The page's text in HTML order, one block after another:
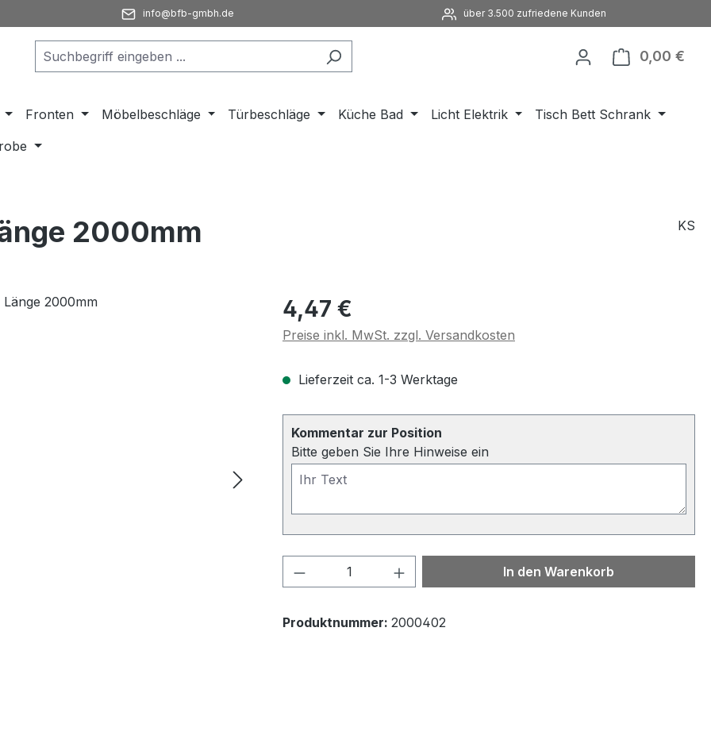
info@bfb-gmbh.de über 3.500 zufriedene Kunden
0,00 €
Fronten Möbelbeschläge Türbeschläge Küche Bad Licht Elektrik
Tisch Bett Schrank
2000mm KS
Regulärer Preis:
4,47 €
Preise inkl. MwSt. zzgl. Versandkosten
Lieferzeit ca. 1-3 Werktage
Kommentar zur Position
Bitte geben Sie Ihre Hinweise ein
Produkt Anzahl: Gib den gewünschten Wert
In den Warenkorb
Produktnummer: 2000402